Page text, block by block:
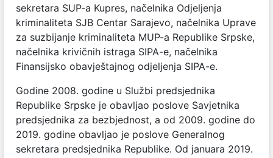
sekretara SUP-a Kupres, načelnika Odjeljenja
kriminaliteta SJB Centar Sarajevo, načelnika Uprave
za suzbijanje kriminaliteta MUP-a Republike Srpske,
načelnika krivičnih istraga SIPA-e, načelnika
Finansijsko obavještajnog odjeljenja SIPA-e.
Godine 2008. godine u Službi predsjednika
Republike Srpske je obavljao poslove Savjetnika
predsjednika za bezbjednost, a od 2009. godine do
2019. godine obavljao je poslove Generalnog
sekretara predsjednika Republike. Od januara 2019.